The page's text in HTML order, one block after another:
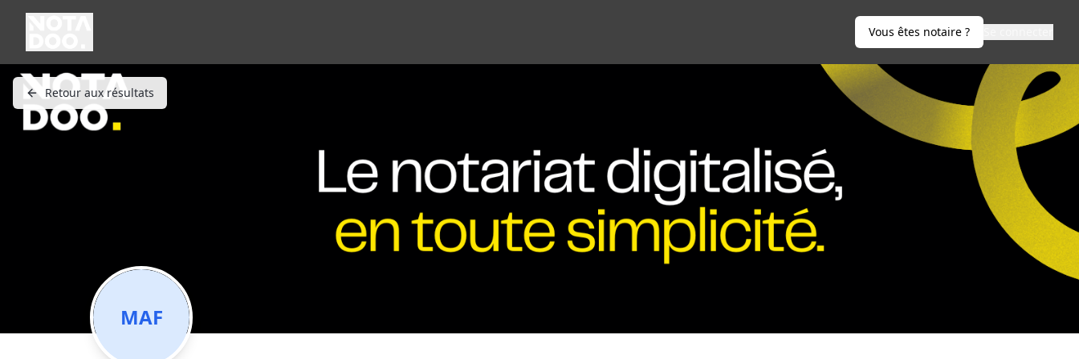
Vous êtes notaire ?
Retour aux résultats
MAF